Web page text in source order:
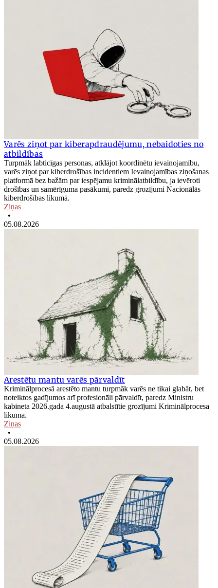
Varēs ziņot par kiberapdraudējumu, nebaidoties no
atbildības
Turpmāk labticīgas personas, atklājot koordinētu ievainojamību,
varēs ziņot par kiberdrošības incidentiem Ievainojamības ziņošanas
platformā bez bažām par iespējamu kriminālatbildību, ja ievēroti
drošības un samērīguma pasākumi, paredz grozījumi Nacionālās
kiberdrošības likumā.
Ziņas
•
05.08.2026
Arestētu mantu varēs pārvaldīt
Kriminālprocesā arestēto mantu turpmāk varēs ne tikai glabāt, bet
noteiktos gadījumos arī profesionāli pārvaldīt, paredz Ministru
kabineta 2026.gada 4.augustā atbalstītie grozījumi Kriminālprocesa
likumā.
Ziņas
•
05.08.2026